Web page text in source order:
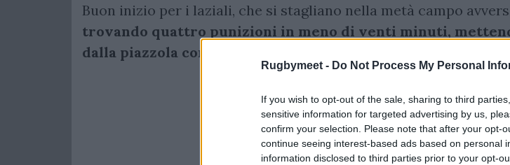
Rugbymeet - Do Not Process My Personal
If you wish to opt-out of the sale, sharing to third
sensitive information for targeted advertising by us,
confirm your selection. Please note that after your opt-
continue seeing interest-based ads based on personal
information disclosed to third parties prior to your opt-
Buon inizio per i laziali, che si stagliano nella metà campo
trovando quattro punizioni in meno di venti minuti,
dalla piazzola con Donato.